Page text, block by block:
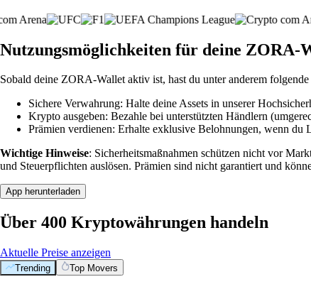
Nutzungsmöglichkeiten für deine ZORA-
Sobald deine ZORA-Wallet aktiv ist, hast du unter anderem
Sichere Verwahrung: Halte deine Assets in unserer
Krypto ausgeben: Bezahle bei unterstützten Händlern
Prämien verdienen: Erhalte exklusive Belohnungen, wenn du
Wichtige Hinweise: Sicherheitsmaßnahmen schützen nicht vor
und Steuerpflichten auslösen. Prämien sind nicht garantiert und
App herunterladen
Über 400 Kryptowährungen handeln
Aktuelle Preise anzeigen
Trending Top Movers